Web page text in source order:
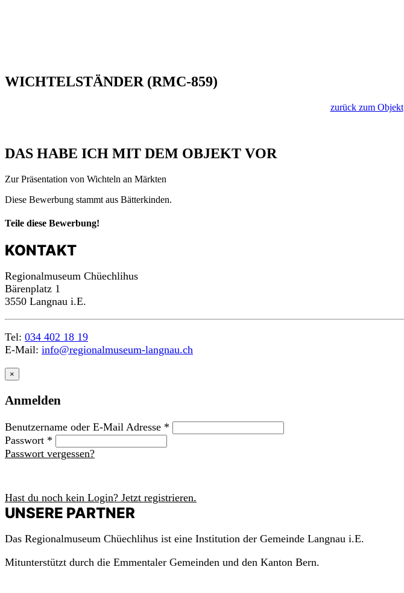
WICHTELSTÄNDER (RMC-859)
zurück zum Objekt
DAS HABE ICH MIT DEM OBJEKT VOR
Zur Präsentation von Wichteln an Märkten
Diese Bewerbung stammt aus Bätterkinden.
Teile diese Bewerbung!
KONTAKT
Regionalmuseum Chüechlihus
Bärenplatz 1
3550 Langnau i.E.
Tel: 034 402 18 19
E-Mail: info@regionalmuseum-langnau.ch
×
Anmelden
Benutzername oder E-Mail Adresse *
Passwort *
Passwort vergessen?
Hast du noch kein Login? Jetzt registrieren.
UNSERE PARTNER
Das Regionalmuseum Chüechlihus ist eine Institution der Gemeinde Langnau i.E.
Mitunterstützt durch die Emmentaler Gemeinden und den Kanton Bern.